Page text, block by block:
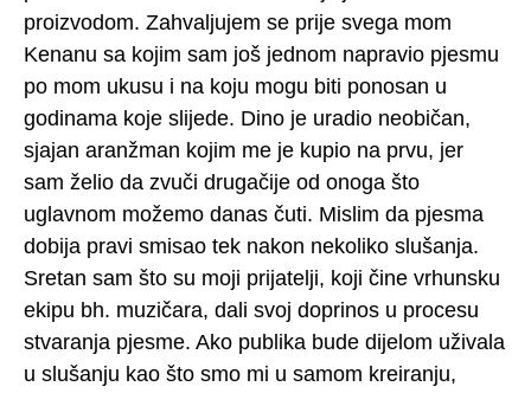
proizvodom. Zahvaljujem se prije svega mom
Kenanu sa kojim sam još jednom napravio pjesmu
po mom ukusu i na koju mogu biti ponosan u
godinama koje slijede. Dino je uradio neobičan,
sjajan aranžman kojim me je kupio na prvu, jer
sam želio da zvuči drugačije od onoga što
uglavnom možemo danas čuti. Mislim da pjesma
dobija pravi smisao tek nakon nekoliko slušanja.
Sretan sam što su moji prijatelji, koji čine vrhunsku
ekipu bh. muzičara, dali svoj doprinos u procesu
stvaranja pjesme. Ako publika bude dijelom uživala
u slušanju kao što smo mi u samom kreiranju,